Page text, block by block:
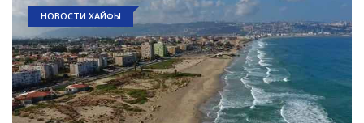
НОВОСТИ ХАЙФЫ